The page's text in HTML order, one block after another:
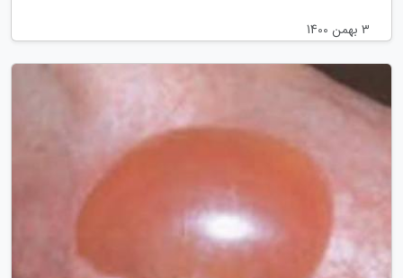
3 بهمن 1400